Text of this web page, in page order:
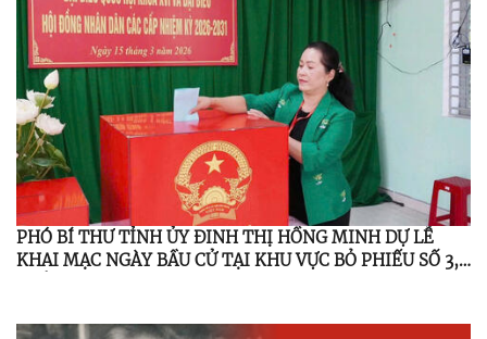
PHÓ BÍ THƯ TỈNH ỦY ĐINH THỊ HỒNG MINH DỰ LỄ
KHAI MẠC NGÀY BẦU CỬ TẠI KHU VỰC BỎ PHIẾU SỐ 3,